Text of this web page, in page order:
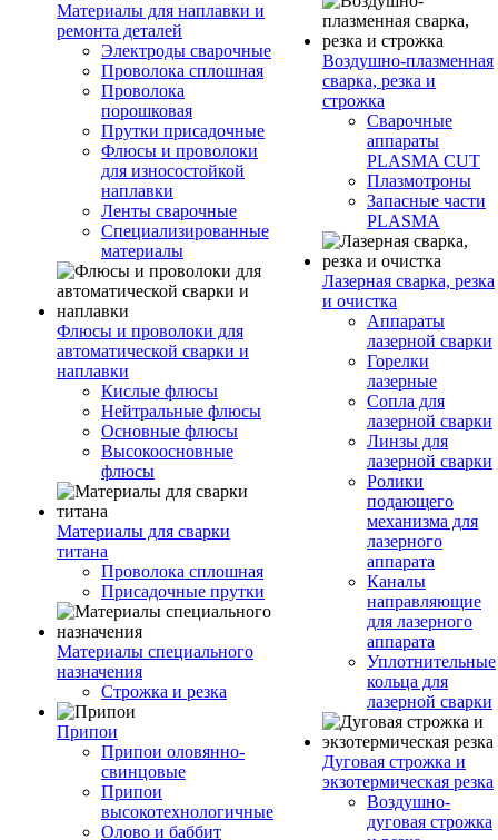
Материалы для наплавки и
ремонта деталей
Электроды сварочные
Проволока сплошная
Проволока
порошковая
Прутки присадочные
Флюсы и проволоки
для износостойкой
наплавки
Ленты сварочные
Специализированные
материалы
Флюсы и проволоки для
автоматической сварки и
наплавки
Кислые флюсы
Нейтральные флюсы
Основные флюсы
Высокоосновные
флюсы
Материалы для сварки
титана
Проволока сплошная
Присадочные прутки
Материалы специального
назначения
Строжка и резка
Припои
Припои оловянно-
свинцовые
Припои
высокотехнологичные
Олово и баббит
Воздушно-плазменная
сварка, резка и
строжка
Сварочные
аппараты
PLASMA CUT
Плазмотроны
Запасные части
PLASMA
Лазерная сварка, резка
и очистка
Аппараты
лазерной сварки
Горелки
лазерные
Сопла для
лазерной сварки
Линзы для
лазерной сварки
Ролики
подающего
механизма для
лазерного
аппарата
Каналы
направляющие
для лазерного
аппарата
Уплотнительные
кольца для
лазерной сварки
Дуговая строжка и
экзотермическая резка
Воздушно-
дуговая строжка